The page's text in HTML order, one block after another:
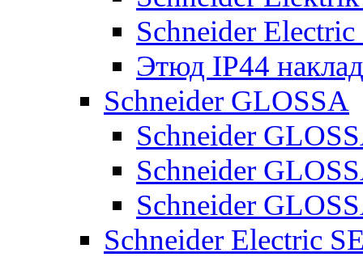
Schneider
Этюд IP44
Schneider GLOSSA
Schneider
Schneider
Schneider
Schneider Electric